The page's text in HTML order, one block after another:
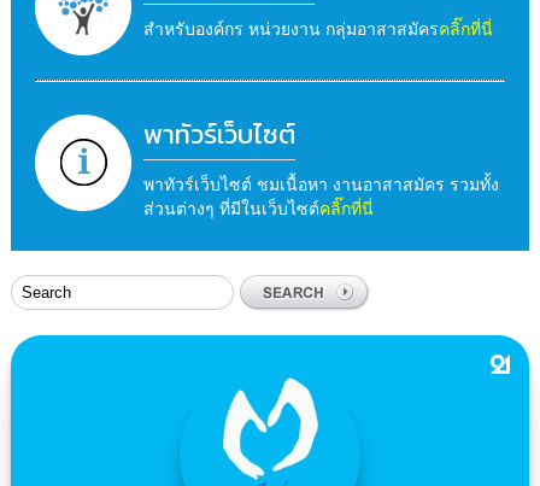
สำหรับองค์กร หน่วยงาน กลุ่มอาสาสมัครคลิ๊กที่นี่
พาทัวร์เว็บไซต์
พาทัวร์เว็บไซต์ ชมเนื้อหา งานอาสาสมัคร รวมทั้ง
ส่วนต่างๆ ที่มีในเว็บไซต์คลิ๊กที่นี่